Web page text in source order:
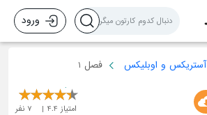
ورود
آستریکس و اوبلیکس فصل 1
امتیاز 4.4
7 نفر